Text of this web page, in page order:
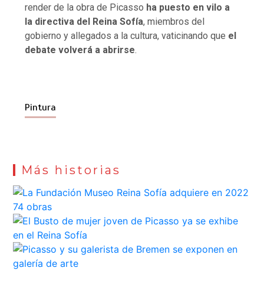
render de la obra de Picasso ha puesto en vilo a
la directiva del Reina Sofía, miembros del
gobierno y allegados a la cultura, vaticinando que el
debate volverá a abrirse.
Pintura
Más historias